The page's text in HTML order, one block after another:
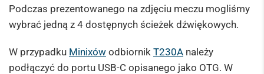
Podczas prezentowanego na zdjęciu meczu mogliśmy
wybrać jedną z 4 dostępnych ścieżek dźwiękowych.
W przypadku Minixów odbiornik T230A należy
podłączyć do portu USB-C opisanego jako OTG. W